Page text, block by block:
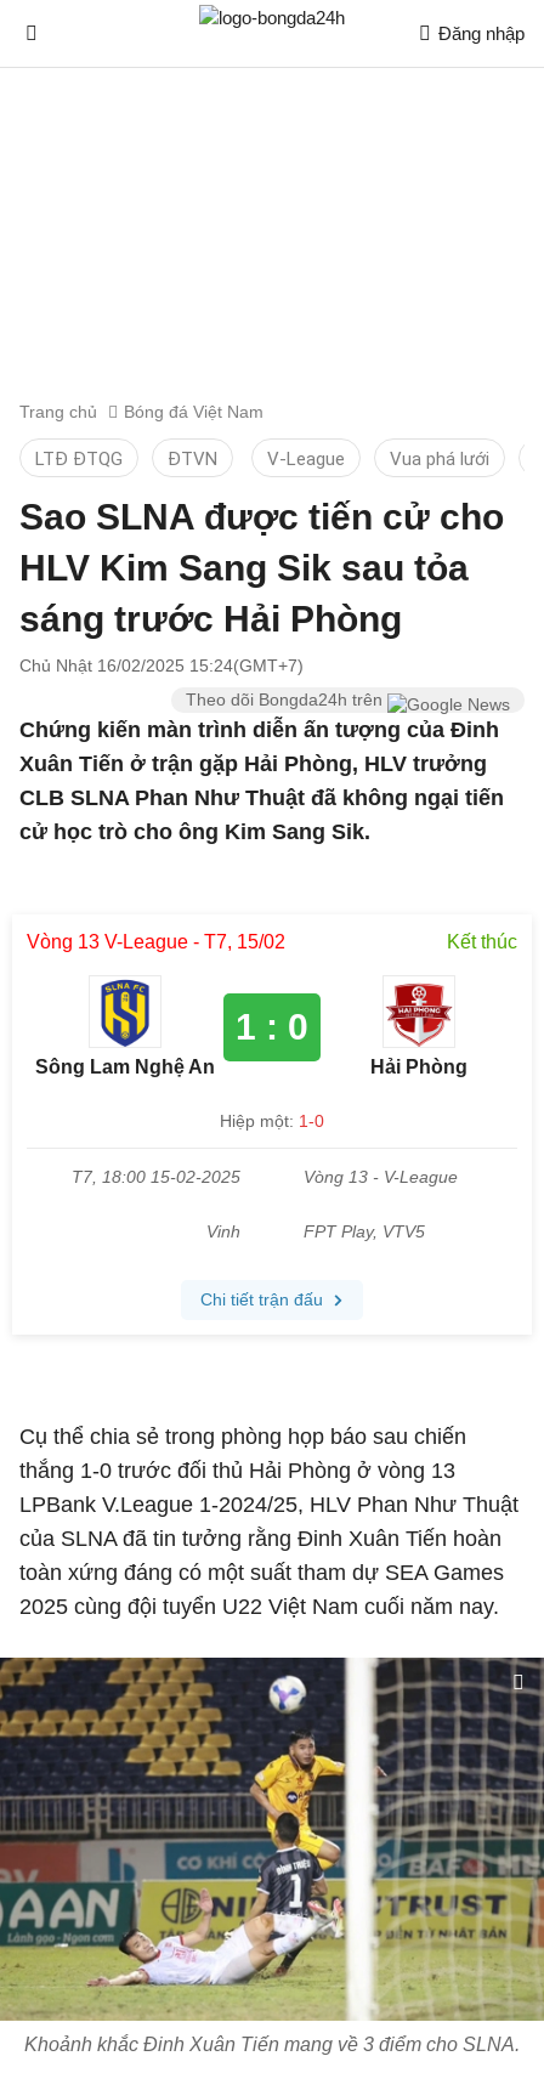
Đăng nhập
Trang chủ Bóng đá Việt Nam
LTĐ ĐTQG ĐTVN V-League Vua phá lưới
Sao SLNA được tiến cử cho
HLV Kim Sang Sik sau tỏa
sáng trước Hải Phòng
Chủ Nhật 16/02/2025 15:24(GMT+7)
Theo dõi Bongda24h trên
Chứng kiến màn trình diễn ấn tượng của Đinh
Xuân Tiến ở trận gặp Hải Phòng, HLV trưởng
CLB SLNA Phan Như Thuật đã không ngại tiến
cử học trò cho ông Kim Sang Sik.
Cụ thể chia sẻ trong phòng họp báo sau chiến
thắng 1-0 trước đối thủ Hải Phòng ở vòng 13
LPBank V.League 1-2024/25, HLV Phan Như Thuật
của SLNA đã tin tưởng rằng Đinh Xuân Tiến hoàn
toàn xứng đáng có một suất tham dự SEA Games
2025 cùng đội tuyển U22 Việt Nam cuối năm nay.
Khoảnh khắc Đinh Xuân Tiến mang về 3 điểm cho SLNA.